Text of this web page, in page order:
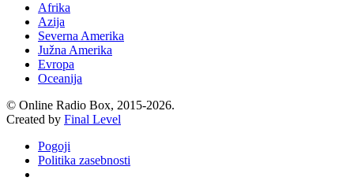
Afrika
Azija
Severna Amerika
Južna Amerika
Evropa
Oceanija
© Online Radio Box, 2015-2026.
Created by Final Level
Pogoji
Politika zasebnosti